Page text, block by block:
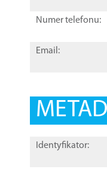
Numer telefonu:
Email:
Identyfikator: